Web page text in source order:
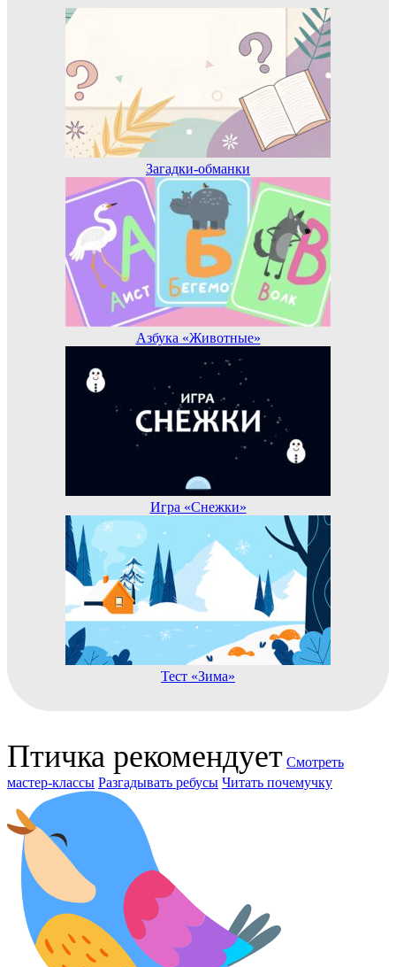
Загадки-обманки
Азбука «Животные»
Игра «Снежки»
Тест «Зима»
Птичка рекомендует Смотреть
мастер-классы Разгадывать ребусы Читать почемучку